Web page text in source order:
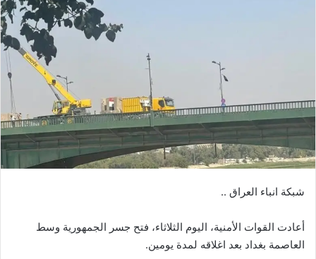
شبكة انباء العراق ..
أعادت القوات الأمنية، اليوم الثلاثاء، فتح جسر الجمهورية وسط
العاصمة بغداد بعد اغلاقه لمدة يومين.